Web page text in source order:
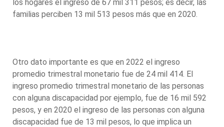
los hogares el ingreso de 67 mil 311 pesos; es decir, las
familias perciben 13 mil 513 pesos más que en 2020.
Otro dato importante es que en 2022 el ingreso
promedio trimestral monetario fue de 24 mil 414. El
ingreso promedio trimestral monetario de las personas
con alguna discapacidad por ejemplo, fue de 16 mil 592
pesos, y en 2020 el ingreso de las personas con alguna
discapacidad fue de 13 mil pesos, lo que implica un